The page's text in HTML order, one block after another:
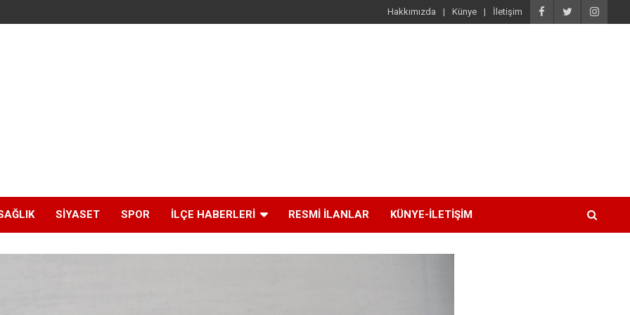
Hakkımızda Künye İletişim
SIYASET SPOR İLÇE HABERLERI RESMI İLANLAR KÜNYE-İLETIŞIM